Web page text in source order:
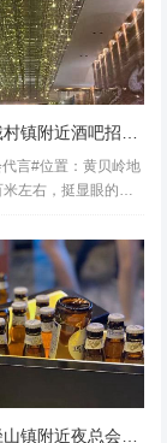
接受吧。环境优
吧招聘包厢服务
#位置：黄贝岭地
左右，挺显眼的。
，里面有好几张桌
边唱歌。自助餐：
刺身，...
杭州余杭区径山镇附近夜总会招聘现场DJ,(不抽台费)